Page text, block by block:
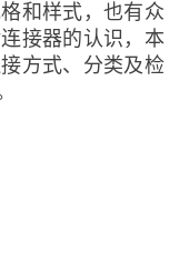
和样式，也有众
接器的认识，本
方式、分类及检